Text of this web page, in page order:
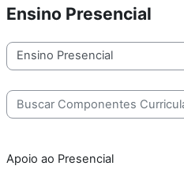
Ensino Presencial
Categorias
Buscar Componentes
Apoio ao Presencial